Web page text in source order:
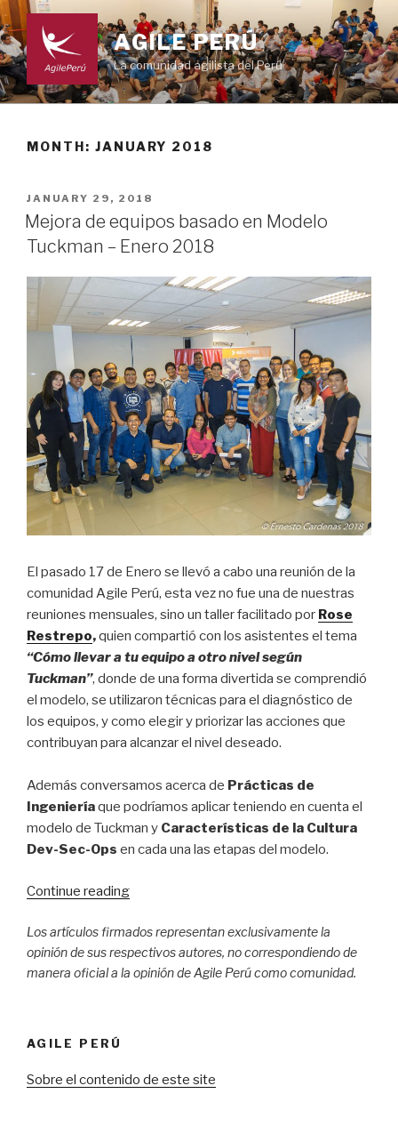
Skip
to
content
AGILE PERÚ
La comunidad agilista del Perú
MONTH: JANUARY 2018
POSTED
ON
JANUARY 29, 2018
Mejora de equipos basado en Modelo
Tuckman – Enero 2018
El pasado 17 de Enero se llevó a cabo una reunión de la
comunidad Agile Perú, esta vez no fue una de nuestras
reuniones mensuales, sino un taller facilitado por Rose
Restrepo,quien compartió con los asistentes el tema
“Cómo llevar a tu equipo a otro nivel según
Tuckman”, donde de una forma divertida se comprendió
el modelo, se utilizaron técnicas para el diagnóstico de
los equipos, y como elegir y priorizar las acciones que
contribuyan para alcanzar el nivel deseado.
Además conversamos acerca de Prácticas de
Ingenieríaque podríamos aplicar teniendo en cuenta el
modelo de Tuckman y Características de la Cultura
Dev-Sec-Ops en cada una las etapas del modelo.
Continue reading
equipos
basado
en
2018”
Los artículos firmados representan exclusivamente la
opinión de sus respectivos autores, no correspondiendo de
manera oficial a la opinión de Agile Perú como comunidad.
AGILE PERÚ
Sobre el contenido de este site